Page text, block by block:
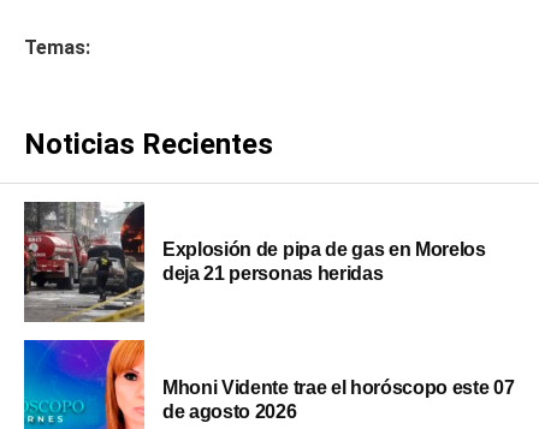
Temas:
Noticias Recientes
Explosión de pipa de gas en Morelos
deja 21 personas heridas
Mhoni Vidente trae el horóscopo este 07
de agosto 2026